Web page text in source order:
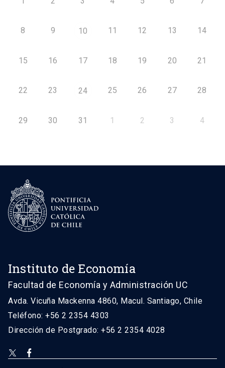
8 9 10 11 12 13 14
15 16 17 18 19 20 21
22 23 24 25 26 27 28
29 30 31 1 2 3 4
Instituto de Economía
Facultad de Economía y Administración UC
Avda. Vicuña Mackenna 4860, Macul. Santiago, Chile
Teléfono: +56 2 2354 4303
Dirección de Postgrado: +56 2 2354 4028